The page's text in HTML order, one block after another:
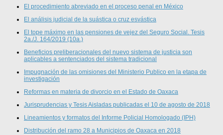
El procedimiento abreviado en el proceso penal en México
El análisis judicial de la suástica o cruz esvástica
El tope máximo en las pensiones de vejez del Seguro Social. Tesis
2a./J. 164/2019 (10a.)
Beneficios preliberacionales del nuevo sistema de justicia son
aplicables a sentenciados del sistema tradicional
Impugnación de las omisiones del Ministerio Publico en la etapa de
investigación
Reformas en materia de divorcio en el Estado de Oaxaca
Jurisprudencias y Tesis Aisladas publicadas el 10 de agosto de 2018
Lineamientos y formatos del Informe Policial Homologado (IPH)
Distribución del ramo 28 a Municipios de Oaxaca en 2018